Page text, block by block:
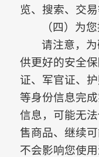
览、搜索、交易
（四）为
请注意，
供更好的安全
证、军官证、
等身份信息完
信息，可能无
售商品、继续
不会影响您使